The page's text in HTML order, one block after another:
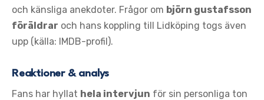
och känsliga anekdoter. Frågor om björn gustafsson
föräldrar och hans koppling till Lidköping togs även
upp (källa: IMDB-profil).
Reaktioner & analys
Fans har hyllat hela intervjun för sin personliga ton